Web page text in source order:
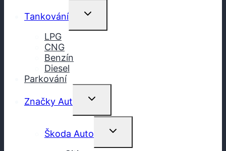
Tankování
Toggle
Menu
LPG
CNG
Benzín
Diesel
Parkování
Značky Aut
Toggle
Menu
Škoda Auto
Toggle